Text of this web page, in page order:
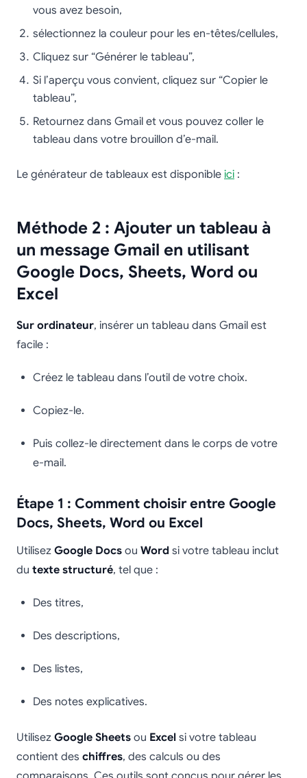
vous avez besoin,
sélectionnez la couleur pour les en-têtes/cellules,
Cliquez sur “Générer le tableau”,
Si l’aperçu vous convient, cliquez sur “Copier le
tableau”,
Retournez dans Gmail et vous pouvez coller le
tableau dans votre brouillon d’e-mail.
Le générateur de tableaux est disponible ici :
Méthode 2 : Ajouter un tableau à
un message Gmail en utilisant
Google Docs, Sheets, Word ou
Excel
Sur ordinateur, insérer un tableau dans Gmail est
facile :
Créez le tableau dans l’outil de votre choix.
Copiez-le.
Puis collez-le directement dans le corps de votre
e-mail.
Étape 1 : Comment choisir entre Google
Docs, Sheets, Word ou Excel
Utilisez Google Docs ou Word si votre tableau inclut
du texte structuré, tel que :
Des titres,
Des descriptions,
Des listes,
Des notes explicatives.
Utilisez Google Sheets ou Excel si votre tableau
contient des chiffres, des calculs ou des